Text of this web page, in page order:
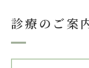
診療のご案